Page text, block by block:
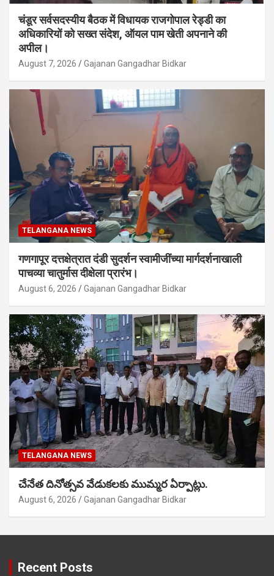
चंडूर सर्वसदस्यीय बैठक में विधायक राजगोपाल रेड्डी का
अधिकारियों को सख्त संदेश, ऑयल पाम खेती अपनाने की
अपील।
August 7, 2026 Gajanan Gangadhar Bidkar
TELANGANA NEWS
गणगापूर दत्तक्षेत्रात दंडी सुदर्शन स्वामीजींच्या मार्गदर्शनाखाली
पाचव्या चातुर्मास दीक्षेला प्रारंभ।
August 6, 2026 Gajanan Gangadhar Bidkar
TELANGANA NEWS
చేనేత దినోత్సవ వేడుకలకు ముమ్మర ఏర్పాట్లు.
August 6, 2026 Gajanan Gangadhar Bidkar
Recent Posts